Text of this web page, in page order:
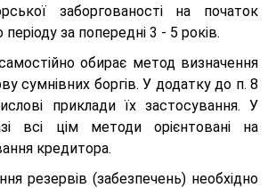
заборгованості на початок
періоду за попередні 3 - 5 років.
обирає метод визначення
сумнівних боргів. У додатку до п. 8
приклади їх застосування. У
всі цім методи орієнтовані на
кредитора.
резервів (забезпечень) необхідно